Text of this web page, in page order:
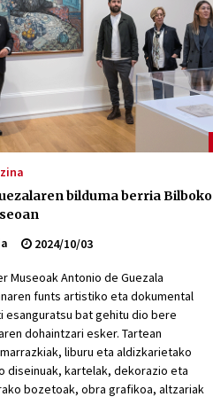
protagonista
2026/07/16
POTTO: San Pedro jaietako bertso-
2026/07/09
Auritz Iñurrietaren margoak
ikusgai Uribitarte40 aretoan
bilduma berria Bilboko
2024/10/03
Museoak Antonio de Guezala
funts artistiko eta dokumental
esanguratsu bat gehitu dio bere
dohaintzari esker. Tartean
liburu eta aldizkarietako
diseinuak, kartelak, dekorazio eta
bozetoak, obra grafikoa, altzariak